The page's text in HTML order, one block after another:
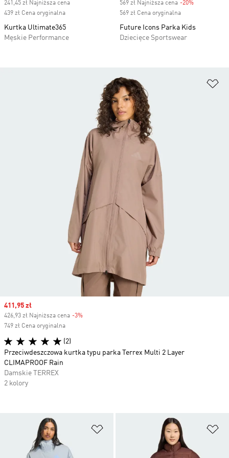
241,45 zł Najniższa cena
439 zł Cena oryginalna
Kurtka Ultimate365
Męskie Performance
569 zł Najniższa cena -20%
569 zł Cena oryginalna
Future Icons Parka Kids
Dziecięce Sportswear
Dodaj do listy życzeń
Sale price
411,95 zł
426,93 zł Najniższa cena -3%
749 zł Cena oryginalna
(2)
Przeciwdeszczowa kurtka typu parka Terrex Multi 2 Layer
CLIMAPROOF Rain
Damskie TERREX
2 kolory